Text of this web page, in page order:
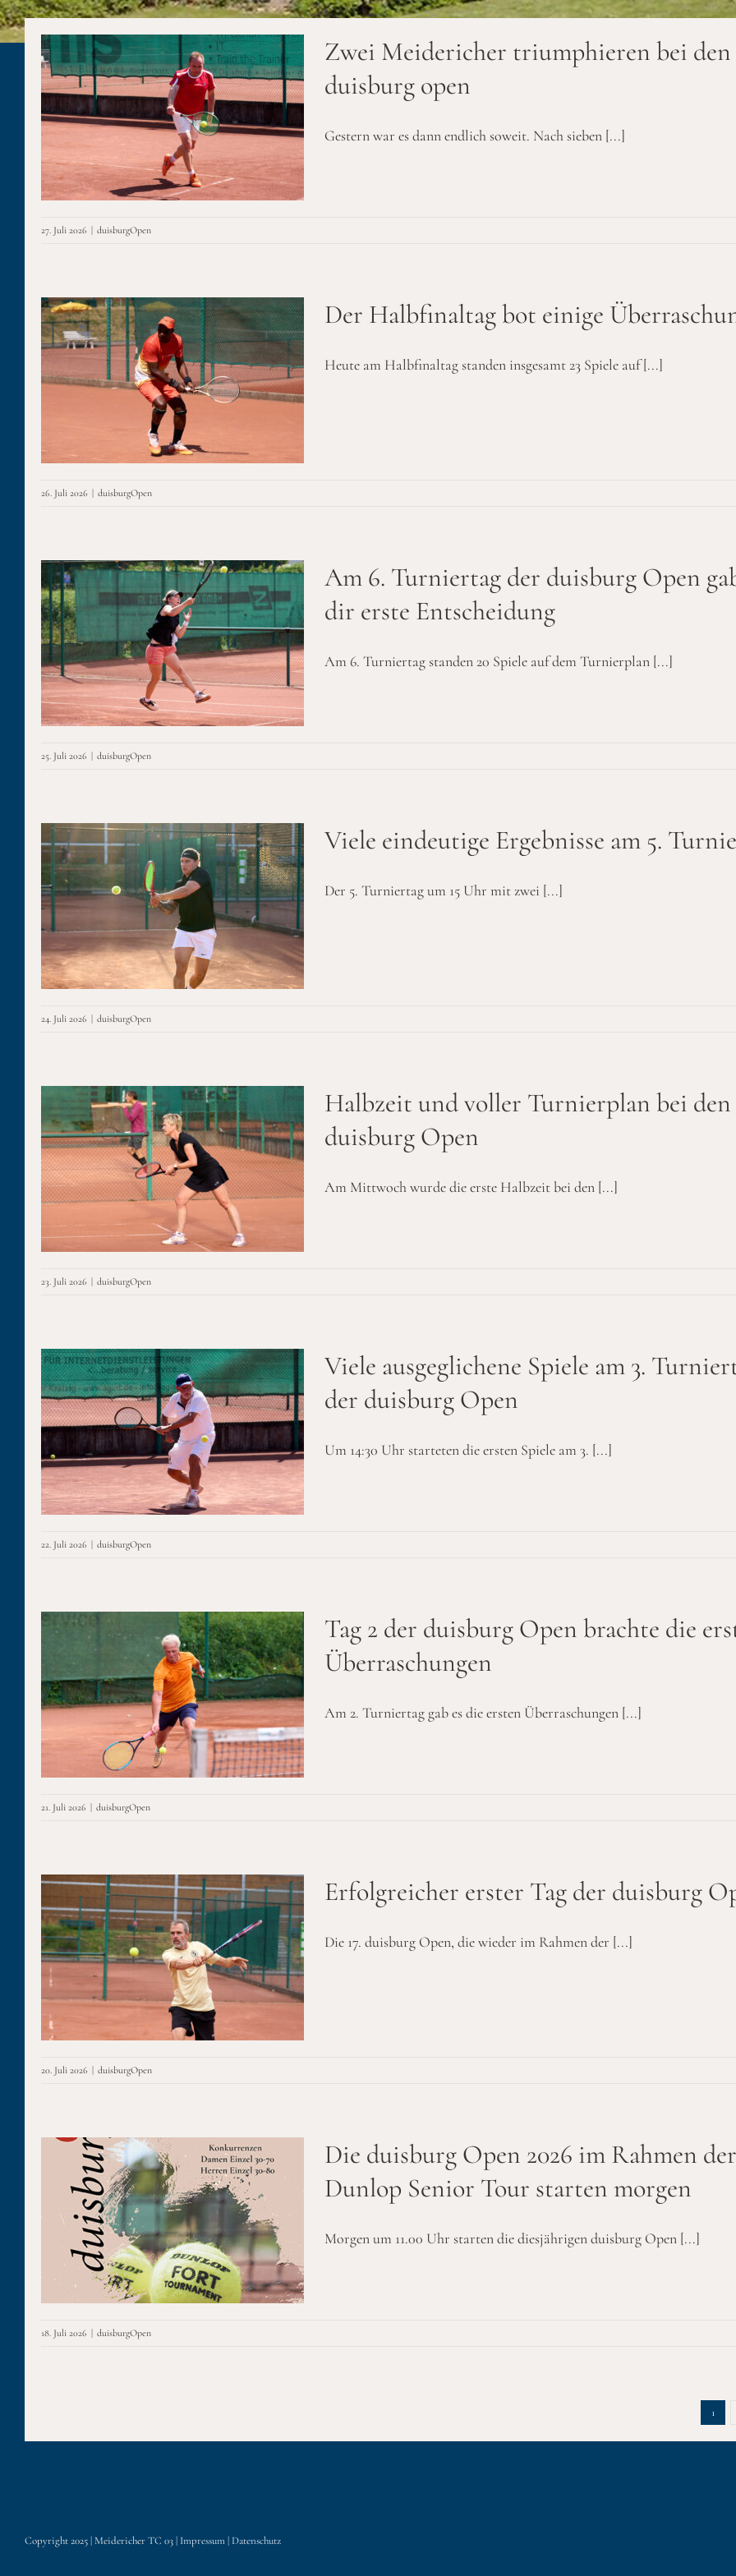
Zwei Meidericher triumphieren bei den
duisburg open
Gestern war es dann endlich soweit. Nach sieben [...]
27. Juli 2026 duisburgOpen
Der Halbfinaltag bot einige
Heute am Halbfinaltag standen insgesamt 23 Spiele auf [...]
26. Juli 2026 duisburgOpen
Am 6. Turniertag der duisburg Open
dir erste Entscheidung
Am 6. Turniertag standen 20 Spiele auf dem Turnierplan [...]
25. Juli 2026 duisburgOpen
Viele eindeutige Ergebnisse am 5.
Der 5. Turniertag um 15 Uhr mit zwei [...]
24. Juli 2026 duisburgOpen
Halbzeit und voller Turnierplan bei den
duisburg Open
Am Mittwoch wurde die erste Halbzeit bei den [...]
23. Juli 2026 duisburgOpen
Viele ausgeglichene Spiele am 3.
der duisburg Open
Um 14:30 Uhr starteten die ersten Spiele am 3. [...]
22. Juli 2026 duisburgOpen
Tag 2 der duisburg Open brachte die
Überraschungen
Am 2. Turniertag gab es die ersten Überraschungen [...]
21. Juli 2026 duisburgOpen
Erfolgreicher erster Tag der duisburg
Die 17. duisburg Open, die wieder im Rahmen der [...]
20. Juli 2026 duisburgOpen
Die duisburg Open 2026 im Rahmen der
Dunlop Senior Tour starten morgen
Morgen um 11.00 Uhr starten die diesjährigen duisburg Open [...]
18. Juli 2026 duisburgOpen
1
Copyright 2025 | Meidericher TC 03 | Impressum | Datenschutz